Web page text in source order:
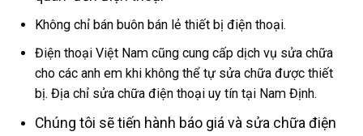
Không chỉ bán buôn bán lẻ thiết bị điện thoại.
Điện thoại Việt Nam cũng cung cấp dịch vụ sửa chữa
cho các anh em khi không thể tự sửa chữa được thiết
bị. Địa chỉ sửa chữa điện thoại uy tín tại Nam Định.
Chúng tôi sẽ tiến hành báo giá và sửa chữa điện